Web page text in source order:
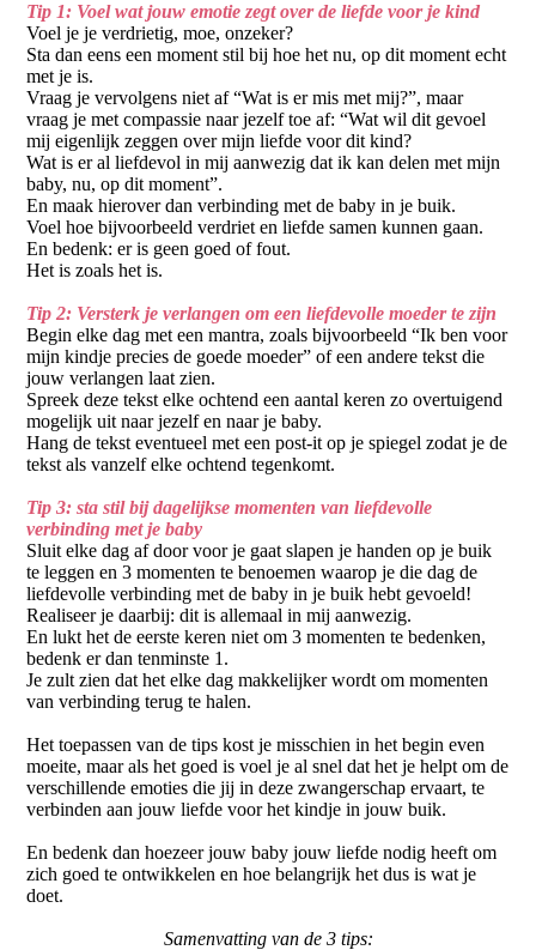
Tip 1: Voel wat jouw emotie zegt over de liefde voor je kind
Voel je je verdrietig, moe, onzeker?
Sta dan eens een moment stil bij hoe het nu, op dit moment echt
met je is.
Vraag je vervolgens niet af “Wat is er mis met mij?”, maar
vraag je met compassie naar jezelf toe af: “Wat wil dit gevoel
mij eigenlijk zeggen over mijn liefde voor dit kind?
Wat is er al liefdevol in mij aanwezig dat ik kan delen met mijn
baby, nu, op dit moment”.
En maak hierover dan verbinding met de baby in je buik.
Voel hoe bijvoorbeeld verdriet en liefde samen kunnen gaan.
En bedenk: er is geen goed of fout.
Het is zoals het is.
Tip 2: Versterk je verlangen om een liefdevolle moeder te zijn
Begin elke dag met een mantra, zoals bijvoorbeeld “Ik ben voor
mijn kindje precies de goede moeder” of een andere tekst die
jouw verlangen laat zien.
Spreek deze tekst elke ochtend een aantal keren zo overtuigend
mogelijk uit naar jezelf en naar je baby.
Hang de tekst eventueel met een post-it op je spiegel zodat je de
tekst als vanzelf elke ochtend tegenkomt.
Tip 3: sta stil bij dagelijkse momenten van liefdevolle
verbinding met je baby
Sluit elke dag af door voor je gaat slapen je handen op je buik
te leggen en 3 momenten te benoemen waarop je die dag de
liefdevolle verbinding met de baby in je buik hebt gevoeld!
Realiseer je daarbij: dit is allemaal in mij aanwezig.
En lukt het de eerste keren niet om 3 momenten te bedenken,
bedenk er dan tenminste 1.
Je zult zien dat het elke dag makkelijker wordt om momenten
van verbinding terug te halen.
Het toepassen van de tips kost je misschien in het begin even
moeite, maar als het goed is voel je al snel dat het je helpt om de
verschillende emoties die jij in deze zwangerschap ervaart, te
verbinden aan jouw liefde voor het kindje in jouw buik.
En bedenk dan hoezeer jouw baby jouw liefde nodig heeft om
zich goed te ontwikkelen en hoe belangrijk het dus is wat je
doet.
Samenvatting van de 3 tips: